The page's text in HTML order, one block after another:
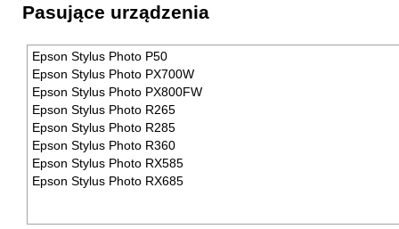
Pasujące urządzenia
Epson Stylus Photo P50
Epson Stylus Photo PX700W
Epson Stylus Photo PX800FW
Epson Stylus Photo R265
Epson Stylus Photo R285
Epson Stylus Photo R360
Epson Stylus Photo RX585
Epson Stylus Photo RX685